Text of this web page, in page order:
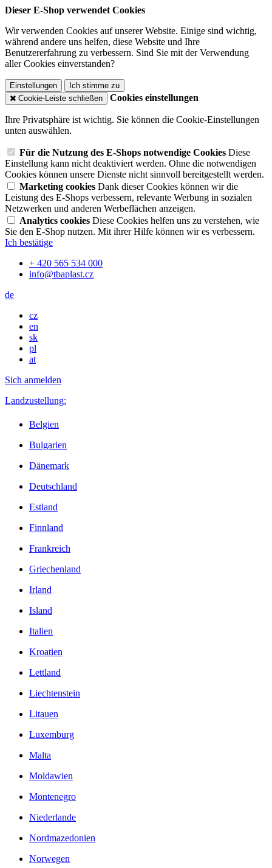
Dieser E-Shop verwendet Cookies
Wir verwenden Cookies auf unserer Website. Einige sind wichtig,
während andere uns helfen, diese Website und Ihre
Benutzererfahrung zu verbessern. Sind Sie mit der Verwendung
aller Cookies einverstanden?
Einstellungen
Ich stimme zu
Cookie-Leiste schließen
Cookies einstellungen
Ihre Privatsphäre ist wichtig. Sie können die Cookie-Einstellungen
unten auswählen.
Für die Nutzung des E-Shops notwendige Cookies Diese
Einstellung kann nicht deaktiviert werden. Ohne die notwendigen
Cookies können unsere Dienste nicht sinnvoll bereitgestellt werden.
Marketing cookies Dank dieser Cookies können wir die
Leistung des E-Shops verbessern, relevante Werbung in sozialen
Netzwerken und anderen Werbeflächen anzeigen.
Analytics cookies Diese Cookies helfen uns zu verstehen, wie
Sie den E-Shop nutzen. Mit ihrer Hilfe können wir es verbessern.
Ich bestätige
+ 420 565 534 000
info@tbaplast.cz
de
cz
en
sk
pl
at
Sich anmelden
Landzustellung:
Belgien
Bulgarien
Dänemark
Deutschland
Estland
Finnland
Frankreich
Griechenland
Irland
Island
Italien
Kroatien
Lettland
Liechtenstein
Litauen
Luxemburg
Malta
Moldawien
Montenegro
Niederlande
Nordmazedonien
Norwegen